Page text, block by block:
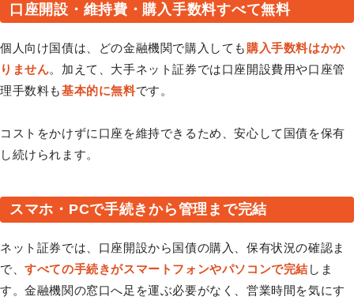
口座開設・維持費・購入手数料すべて無料
個人向け国債は、どの金融機関で購入しても 購入手数料はかか
りません。加えて、大手ネット証券では口座開設費用や口座管
理手数料も基本的に無料です。
コストをかけずに口座を維持できるため、安心して国債を保有
し続けられます。
スマホ・PCで手続きから管理まで完結
ネット証券では、口座開設から国債の購入、保有状況の確認ま
で、すべての手続きがスマートフォンやパソコンで完結 しま
す。金融機関の窓口へ足を運ぶ必要がなく、営業時間を気にす